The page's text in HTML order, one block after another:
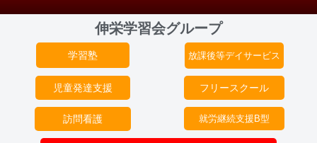
伸栄学習会グループ
学習塾 放課後等デイサービス
児童発達支援 フリースクール
訪問看護 就労継続支援B型